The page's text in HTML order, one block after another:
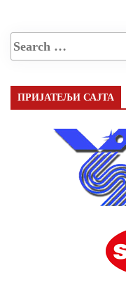
ПРИЈАТЕЉИ САЈТА